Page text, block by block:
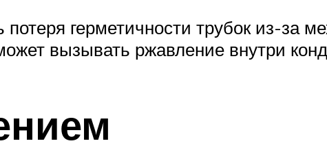
герметичности трубок из-за
вызывать ржавление внутри